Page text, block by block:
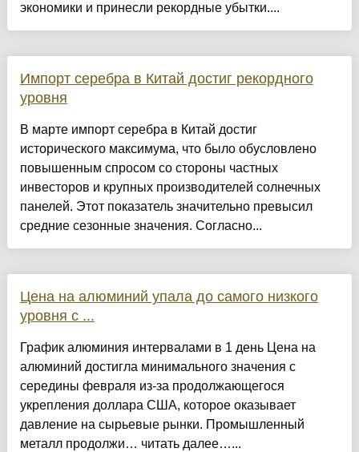
экономики и принесли рекордные убытки....
Импорт серебра в Китай достиг рекордного
уровня
В марте импорт серебра в Китай достиг
исторического максимума, что было обусловлено
повышенным спросом со стороны частных
инвесторов и крупных производителей солнечных
панелей. Этот показатель значительно превысил
средние сезонные значения. Согласно...
Цена на алюминий упала до самого низкого
уровня с ...
График алюминия интервалами в 1 день Цена на
алюминий достигла минимального значения с
середины февраля из-за продолжающегося
укрепления доллара США, которое оказывает
давление на сырьевые рынки. Промышленный
металл продолжи… читать далее…...